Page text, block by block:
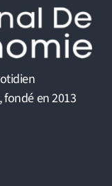
en 2013